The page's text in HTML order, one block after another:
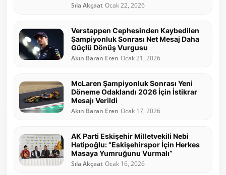
Sıla Akçaat Ocak 22, 2026
Verstappen Cephesinden Kaybedilen
Şampiyonluk Sonrası Net Mesaj Daha
Güçlü Dönüş Vurgusu
Akın Baran Eren Ocak 21, 2026
McLaren Şampiyonluk Sonrası Yeni
Döneme Odaklandı 2026 İçin İstikrar
Mesajı Verildi
Akın Baran Eren Ocak 17, 2026
AK Parti Eskişehir Milletvekili Nebi
Hatipoğlu: “Eskişehirspor İçin Herkes
Masaya Yumruğunu Vurmalı”
Sıla Akçaat Ocak 16, 2026